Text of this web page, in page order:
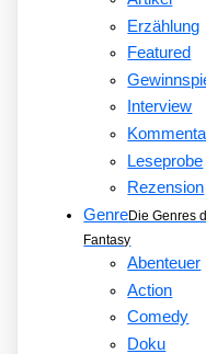
Erzählung
Featured
Interview
Leseprobe
Rezension
GenreDie Genres
Fantasy
Abenteuer
Action
Comedy
Doku